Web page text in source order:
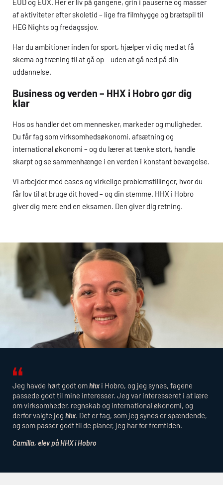
EUD og EUX. Her er liv på gangene, grin i pauserne og masser
af aktiviteter efter skoletid – lige fra filmhygge og brætspil til
HEG Nights og fredagssjov.
Har du ambitioner inden for sport, hjælper vi dig med at få
skema og træning til at gå op – uden at gå ned på din
uddannelse.
Business og verden – HHX i Hobro gør dig
klar
Hos os handler det om mennesker, markeder og muligheder.
Du får fag som virksomhedsøkonomi, afsætning og
international økonomi – og du lærer at tænke stort, handle
skarpt og se sammenhænge i en verden i konstant bevægelse.
Vi arbejder med cases og virkelige problemstillinger, hvor du
får lov til at bruge dit hoved – og din stemme. HHX i Hobro
giver dig mere end en eksamen. Den giver dig retning.
Jeg havde hørt godt omhhx i Hobro, og jeg synes, fagene
passede godt til mine interesser. Jeg var interesseret i at lære
om virksomheder, regnskab og international økonomi, og
derfor valgte jeg hhx. Det er fag, som jeg synes er spændende,
og som passer godt til de planer, jeg har for fremtiden.
Camilla, elev påHHXi Hobro